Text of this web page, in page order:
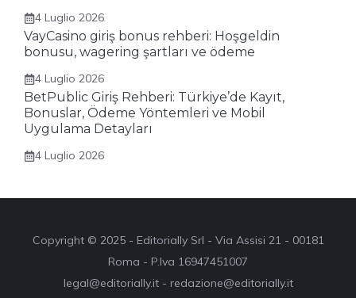
4 Luglio 2026
VayCasino giriş bonus rehberi: Hoşgeldin
bonusu, wagering şartları ve ödeme
4 Luglio 2026
BetPublic Giriş Rehberi: Türkiye’de Kayıt,
Bonuslar, Ödeme Yöntemleri ve Mobil
Uygulama Detayları
4 Luglio 2026
Copyright © 2025 - Editorially Srl - Via Assisi 21 - 00181
Roma - P.Iva 16947451007
legal@editorially.it - redazione@editorially.it